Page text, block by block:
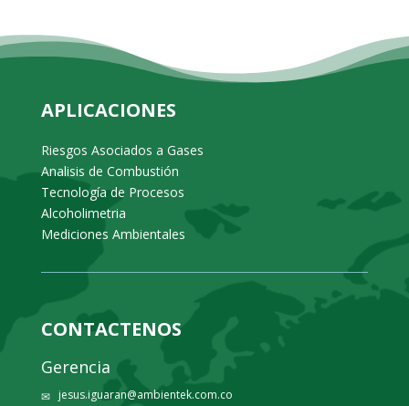
APLICACIONES
Riesgos Asociados a Gases
Analisis de Combustión
Tecnología de Procesos
Alcoholimetria
Mediciones Ambientales
CONTACTENOS
Gerencia
✉ jesus.iguaran@ambientek.com.co